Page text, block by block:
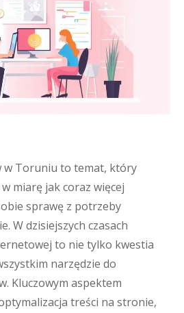
w Toruniu to temat, który
miarę jak coraz więcej
sprawę z potrzeby
W dzisiejszych czasach
to nie tylko kwestia
narzędzie do
Kluczowym aspektem
treści na stronie,